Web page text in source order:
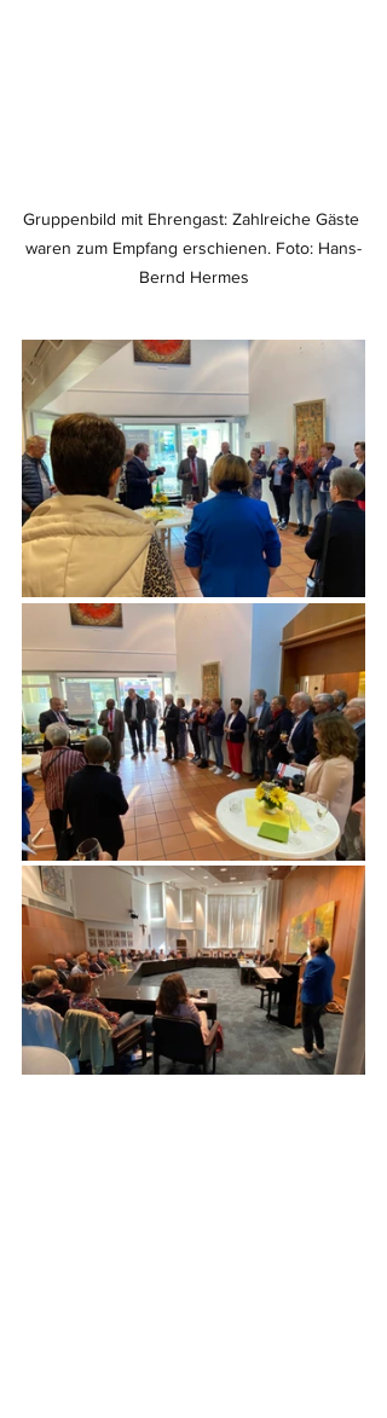
Gruppenbild mit Ehrengast: Zahlreiche Gäste
waren zum Empfang erschienen. Foto: Hans-
Bernd Hermes